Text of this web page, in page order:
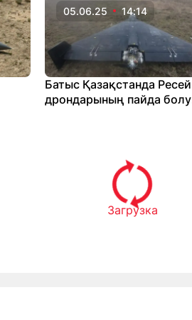
05.06.25 14:14
Батыс Қазақстанда Ресей
дрондарының пайда болу
Загрузка